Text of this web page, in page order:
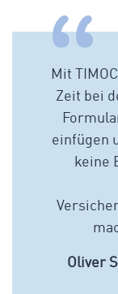
Mit
Zeit bei
einfügen
keine
Oliver